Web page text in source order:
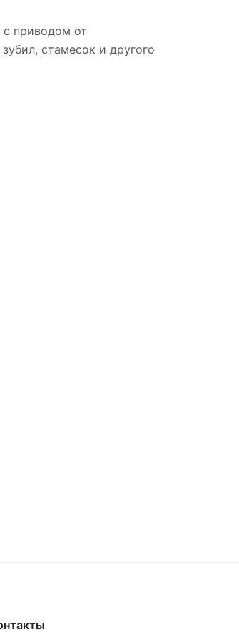
с приводом от
стамесок и другого